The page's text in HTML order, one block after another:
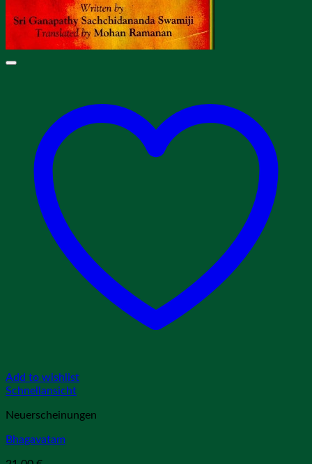
Add to wishlist
Schnellansicht
Neuerscheinungen
Bhagavatam